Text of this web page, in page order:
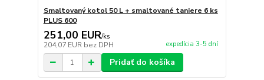
Smaltovaný kotol 50 L + smaltované taniere 6 ks
PLUS 600
251,00 EUR/ks
204,07 EUR bez DPH expedícia 3-5 dní
Pridať do košíka